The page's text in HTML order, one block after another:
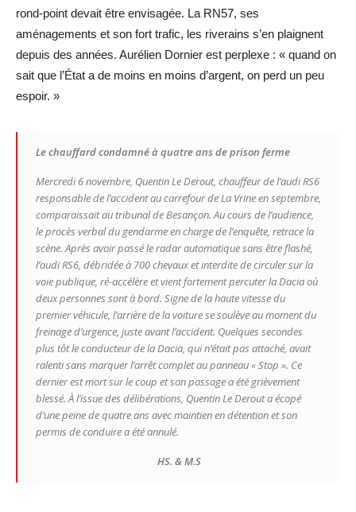
rond-point devait être envisagée. La RN57, ses
aménagements et son fort trafic, les riverains s’en plaignent
depuis des années. Aurélien Dornier est perplexe : « quand on
sait que l’État a de moins en moins d’argent, on perd un peu
espoir. »
Le chauffard condamné à quatre ans de prison ferme
Mercredi 6 novembre, Quentin Le Derout, chauffeur de l’audi RS6
responsable de l’accident au carrefour de La Vrine en septembre,
comparaissait au tribunal de Besançon. Au cours de l’audience,
le procès verbal du gendarme en charge de l’enquête, retrace la
scène. Après avoir passé le radar automatique sans être flashé,
l’audi RS6, débridée à 700 chevaux et interdite de circuler sur la
voie publique, ré-accélère et vient fortement percuter la Dacia où
deux personnes sont à bord. Signe de la haute vitesse du
premier véhicule, l’arrière de la voiture se soulève au moment du
freinage d’urgence, juste avant l’accident. Quelques secondes
plus tôt le conducteur de la Dacia, qui n’était pas attaché, avait
ralenti sans marquer l’arrêt complet au panneau « Stop ». Ce
dernier est mort sur le coup et son passage a été grièvement
blessé. À l’issue des délibérations, Quentin Le Derout a écopé
d’une peine de quatre ans avec maintien en détention et son
permis de conduire a été annulé.
HS. & M.S